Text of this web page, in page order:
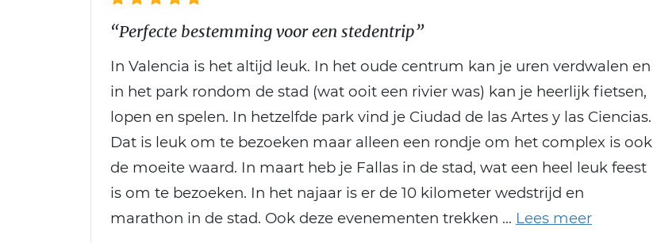
“Perfecte bestemming voor een stedentrip”
In Valencia is het altijd leuk. In het oude centrum kan je uren verdwalen en
in het park rondom de stad (wat ooit een rivier was) kan je heerlijk fietsen,
lopen en spelen. In hetzelfde park vind je Ciudad de las Artes y las Ciencias.
Dat is leuk om te bezoeken maar alleen een rondje om het complex is ook
de moeite waard. In maart heb je Fallas in de stad, wat een heel leuk feest
is om te bezoeken. In het najaar is er de 10 kilometer wedstrijd en
marathon in de stad. Ook deze evenementen trekken